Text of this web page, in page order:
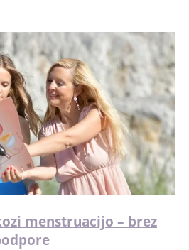
menstruacijo – brez